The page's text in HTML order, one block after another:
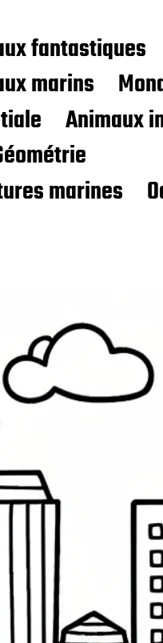
fantastiques
marins
Animaux
marines